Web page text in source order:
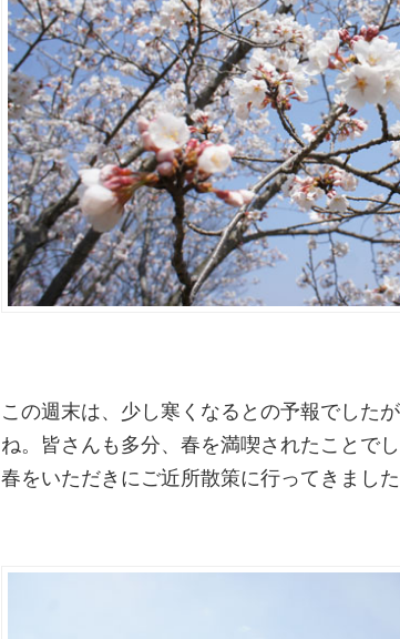
この週末は、少し寒くなるとの予報でした
ね。皆さんも多分、春を満喫されたことで
春をいただきにご近所散策に行ってきました